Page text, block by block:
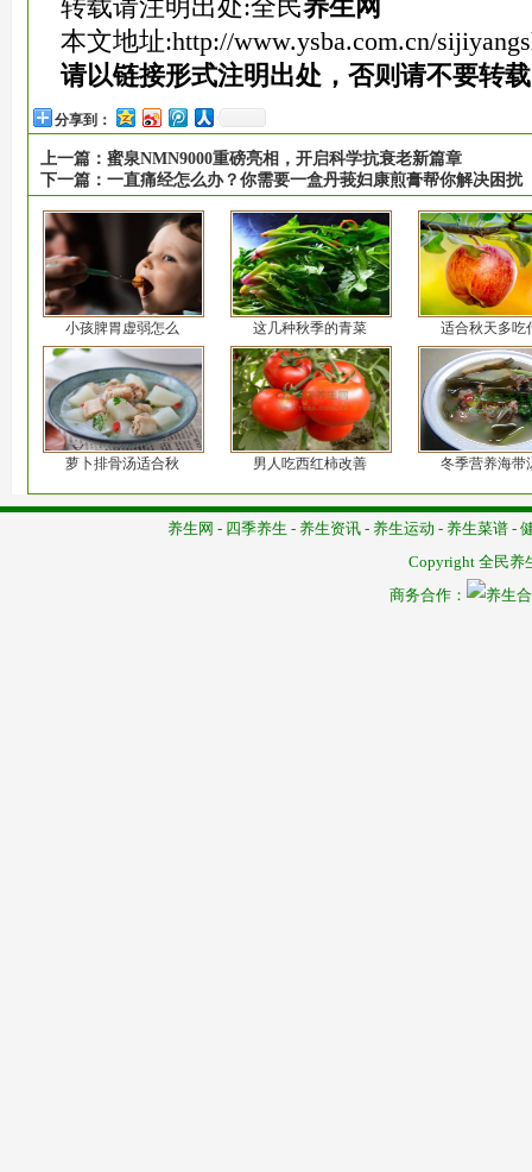
转载请注明出处:全民养生网
本文地址:http://www.ysba.com.cn/
请以链接形式注明出处，否则请不要转
分享到：
上一篇： 蜜泉NMN9000重磅亮相，开启科学抗衰老新篇章
下一篇： 一直痛经怎么办？你需要一盒丹莪妇康煎膏帮你解决困扰
小孩脾胃虚弱怎么 这几种秋季的青菜 适合秋天多吃
萝卜排骨汤适合秋 男人吃西红柿改善 冬季营养海带
养生网 - 四季养生 - 养生资讯 - 养生运动 - 养生菜谱 -
Copyright 全民养
商务合作：